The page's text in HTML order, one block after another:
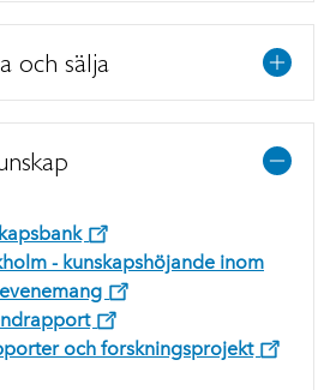
och sälja
- kunskapshöjande inom
och forskningsprojekt